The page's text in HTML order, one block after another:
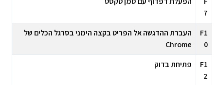
7
F1
0
העברת ההדגשה אל הפריט בקצה הימני בסרגל הכלים של
Chrome
F1
2
פתיחת בדוק